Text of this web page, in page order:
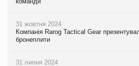
31 жовтня 2024
Компанія Rarog Tactical Gear
бронеплити
31 липня 2024